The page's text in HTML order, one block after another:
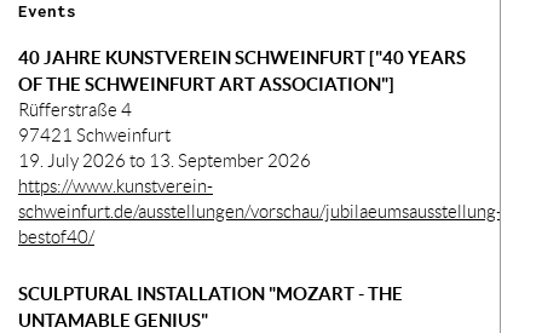
Events
40 JAHRE KUNSTVEREIN SCHWEINFURT ["40 YEARS
OF THE SCHWEINFURT ART ASSOCIATION"]
Rüfferstraße 4
97421 Schweinfurt
19. July 2026 to 13. September 2026
https://www.kunstverein-
schweinfurt.de/ausstellungen/vorschau/jubilaeumsausstellung-
bestof40/
SCULPTURAL INSTALLATION "MOZART - THE
UNTAMABLE GENIUS"